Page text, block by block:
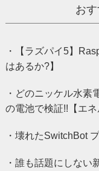
お
・【ラズパイ5】
はあるか?】
・どのニッケル水素
の電池で検証!!【エネ
・壊れたSwitchBot
・誰も話題にしない